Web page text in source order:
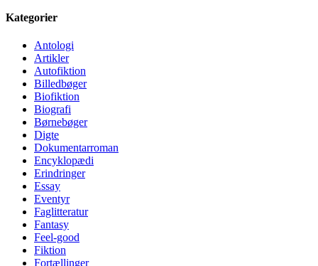
Kategorier
Antologi
Artikler
Autofiktion
Billedbøger
Biofiktion
Biografi
Børnebøger
Digte
Dokumentarroman
Encyklopædi
Erindringer
Essay
Eventyr
Faglitteratur
Fantasy
Feel-good
Fiktion
Fortællinger